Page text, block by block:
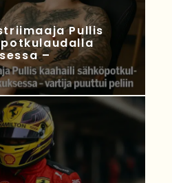
Pullis
–